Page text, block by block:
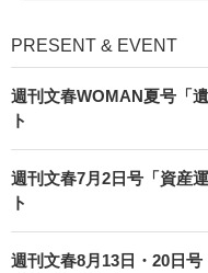
PRESENT & EVENT
週刊文春WOMAN夏号「
ト
週刊文春7月2日号「資産
ト
週刊文春8月13日・20日